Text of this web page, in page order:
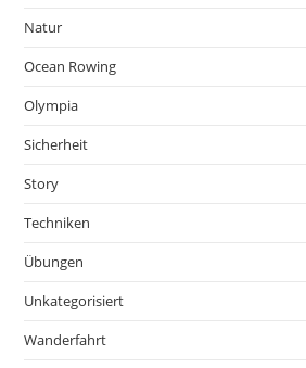
Natur
Ocean Rowing
Olympia
Sicherheit
Story
Techniken
Übungen
Unkategorisiert
Wanderfahrt